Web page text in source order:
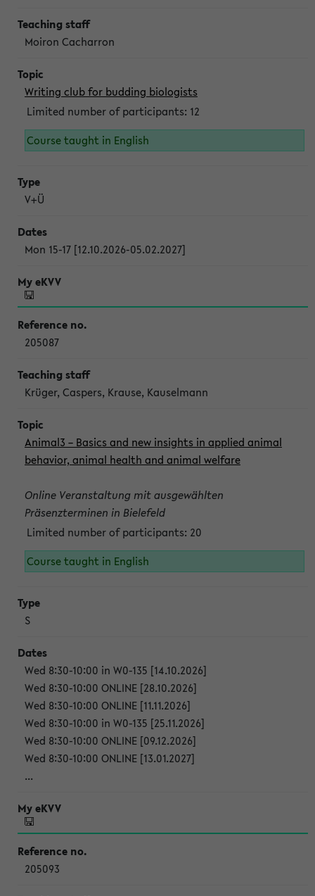
Moiron Cacharron
Writing club for budding biologists
Limited number of participants: 12
Course taught in English
V+Ü
Mon 15-17 [12.10.2026-05.02.2027]
205087
Krüger, Caspers, Krause, Kauselmann
Animal3 – Basics and new insights in applied animal
behavior, animal health and animal welfare
Online Veranstaltung mit ausgewählten
Präsenzterminen in Bielefeld
Limited number of participants: 20
Course taught in English
S
Wed 8:30-10:00 in W0-135 [14.10.2026]
Wed 8:30-10:00 ONLINE [28.10.2026]
Wed 8:30-10:00 ONLINE [11.11.2026]
Wed 8:30-10:00 in W0-135 [25.11.2026]
Wed 8:30-10:00 ONLINE [09.12.2026]
Wed 8:30-10:00 ONLINE [13.01.2027]
...
205093